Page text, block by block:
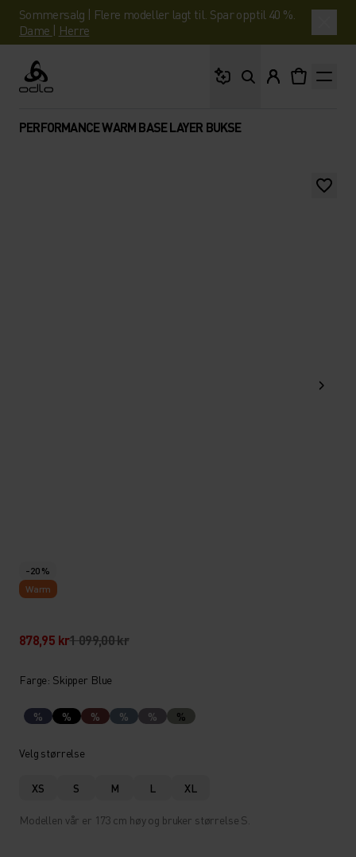
Sommersalg | Flere modeller lagt til. Spar opptil 40 %.
Dame | Herre
Odlo
PERFORMANCE WARM BASE LAYER BUKSE
-20 %
Warm
878,95 kr1 099,00 kr
Farge: Skipper Blue
% % % % % %
Velg størrelse
XS S M L XL
Modellen vår er 173 cm høy og bruker størrelse S.